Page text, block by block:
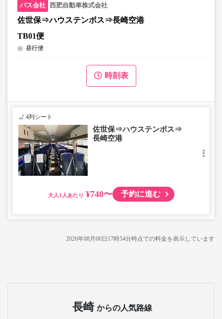
西肥自動車株式会社
佐世保⇒ハウステンボス⇒長崎空港
TB01便
昼行便
時刻表
4列シート
佐世保⇒ハウステンボス⇒
長崎空港
大人 ¥740〜 予約に進む
2026年08月06日17時54分時点での料金を表示しています
長崎 からの人気路線